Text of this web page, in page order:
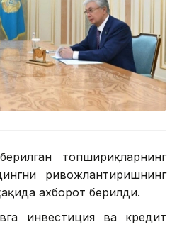
топшириқларнинг
ривожлантиришнинг
ахборот берилди.
инвестиция ва кредит